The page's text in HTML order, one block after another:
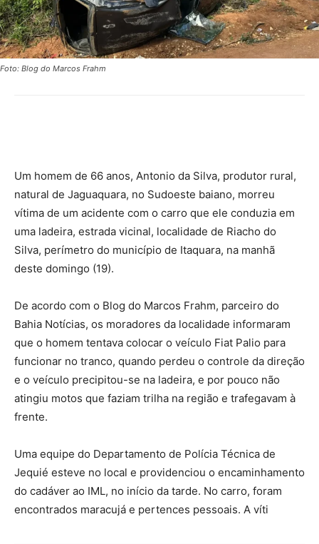
Foto: Blog do Marcos Frahm
Um homem de 66 anos, Antonio da Silva, produtor rural,
natural de Jaguaquara, no Sudoeste baiano, morreu
vítima de um acidente com o carro que ele conduzia em
uma ladeira, estrada vicinal, localidade de Riacho do
Silva, perímetro do município de Itaquara, na manhã
deste domingo (19).
De acordo com o Blog do Marcos Frahm, parceiro do
Bahia Notícias, os moradores da localidade informaram
que o homem tentava colocar o veículo Fiat Palio para
funcionar no tranco, quando perdeu o controle da direção
e o veículo precipitou-se na ladeira, e por pouco não
atingiu motos que faziam trilha na região e trafegavam à
frente.
Uma equipe do Departamento de Polícia Técnica de
Jequié esteve no local e providenciou o encaminhamento
do cadáver ao IML, no início da tarde. No carro, foram
encontrados maracujá e pertences pessoais. A víti